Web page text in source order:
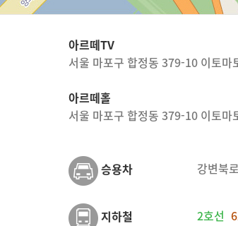
아르떼TV
서울 마포구 합정동 379-10 이토마
아르떼홀
서울 마포구 합정동 379-10 이토마
승용차 강변북
지하철 2호선